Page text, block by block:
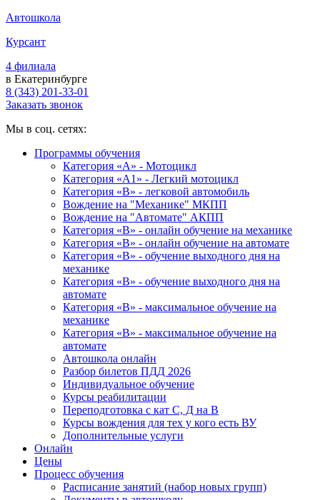
Автошкола
Курсант
4 филиала
в Екатеринбурге
8 (343) 201-33-01
Заказать звонок
Мы в соц. сетях:
Программы обучения
Категория «А» - Мотоцикл
Категория «A1» - Легкий мотоцикл
Категория «B» - легковой автомобиль
Вождение на "Механике" МКПП
Вождение на "Автомате" АКПП
Категория «B» - онлайн обучение на механике
Категория «B» - онлайн обучение на автомате
Категория «B» - обучение выходного дня на
механике
Категория «B» - обучение выходного дня на
автомате
Категория «B» - максимальное обучение на
механике
Категория «B» - максимальное обучение на
автомате
Автошкола онлайн
Разбор билетов ПДД 2026
Индивидуальное обучение
Курсы реабилитации
Переподготовка с кат С, Д на В
Курсы вождения для тех у кого есть ВУ
Дополнительные услуги
Онлайн
Цены
Процесс обучения
Расписание занятий (набор новых групп)